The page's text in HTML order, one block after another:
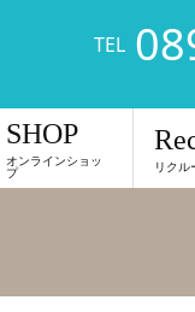
TEL
SHOP
オンラインショッ
プ リクル